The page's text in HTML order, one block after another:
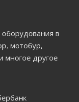
в
мотобур,
многое другое